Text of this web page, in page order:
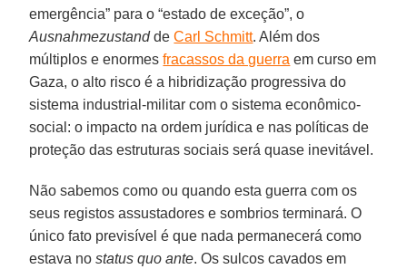
emergência” para o “estado de exceção”, o
AusnahmezustanddeCarl Schmitt. Além dos
múltiplos e enormesfracassos da guerra em curso em
Gaza, o alto risco é a hibridização progressiva do
sistema industrial-militar com o sistema econômico-
social: o impacto na ordem jurídica e nas políticas de
proteção das estruturas sociais será quase inevitável.
Não sabemos como ou quando esta guerra com os
seus registos assustadores e sombrios terminará. O
único fato previsível é que nada permanecerá como
estava nostatus quo ante. Os sulcos cavados em